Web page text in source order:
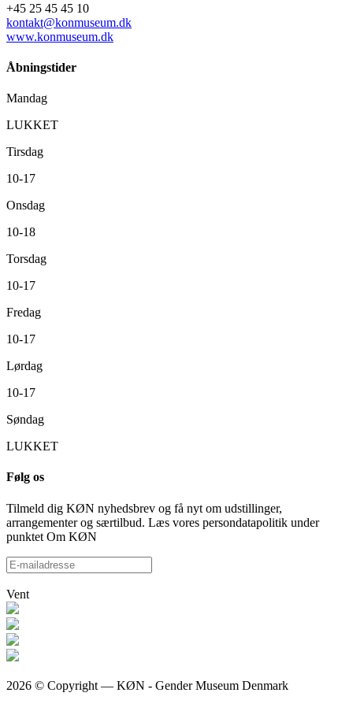
+45 25 45 45 10
kontakt@konmuseum.dk
www.konmuseum.dk
Åbningstider
Mandag
LUKKET
Tirsdag
10-17
Onsdag
10-18
Torsdag
10-17
Fredag
10-17
Lørdag
10-17
Søndag
LUKKET
Følg os
Tilmeld dig KØN nyhedsbrev og få nyt om udstillinger,
arrangementer og særtilbud. Læs vores persondatapolitik under
punktet Om KØN
Vent
2026 © Copyright — KØN - Gender Museum Denmark